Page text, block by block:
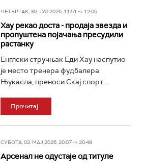
ЧЕТВРТАК, 30. ЈУЛ 2026, 11:51 -> 12:06
Хау рекао доста - продаја звезда и
пропуштена појачања пресудили
растанку
Енглски стручњак Еди Хау наспутио
је место тренера фудбалера
Њукасла, преноси Скај спорт...
Прочитај
СУБОТА, 02. МАЈ 2026, 20:07 -> 20:48
Арсенал не одустаје од титуле